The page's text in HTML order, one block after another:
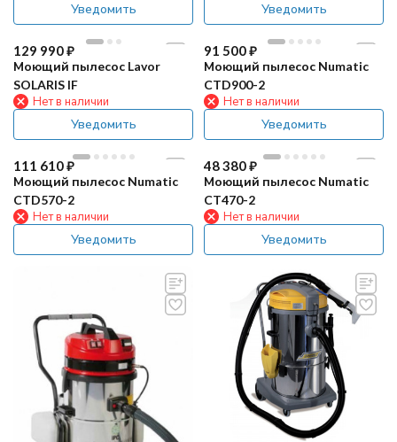
Уведомить Уведомить
129 990₽
Моющий пылесос Lavor
SOLARIS IF
Нет в наличии
Уведомить
91 500₽
Моющий пылесос Numatic
CTD900-2
Нет в наличии
Уведомить
111 610₽
Моющий пылесос Numatic
CTD570-2
Нет в наличии
Уведомить
48 380₽
Моющий пылесос Numatic
CT470-2
Нет в наличии
Уведомить